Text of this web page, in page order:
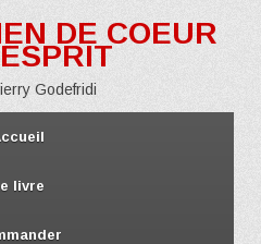
DE COEUR
Godefridi
livre